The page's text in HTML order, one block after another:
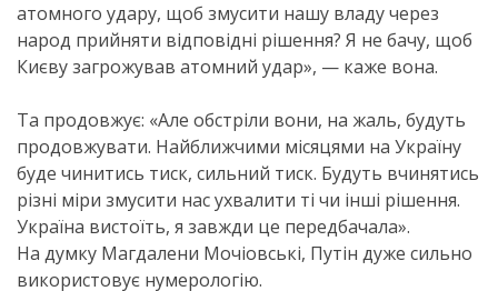
атомного удару, щоб змусити нашу владу через
народ прийняти відповідні рішення? Я не бачу, щоб
Києву загрожував атомний удар», — каже вона.
Та продовжує: «Але обстріли вони, на жаль, будуть
продовжувати. Найближчими місяцями на Україну
буде чинитись тиск, сильний тиск. Будуть вчинятись
різні міри змусити нас ухвалити ті чи інші рішення.
Україна вистоїть, я завжди це передбачала».
На думку Магдалени Мочіовські, Путін дуже сильно
використовує нумерологію.